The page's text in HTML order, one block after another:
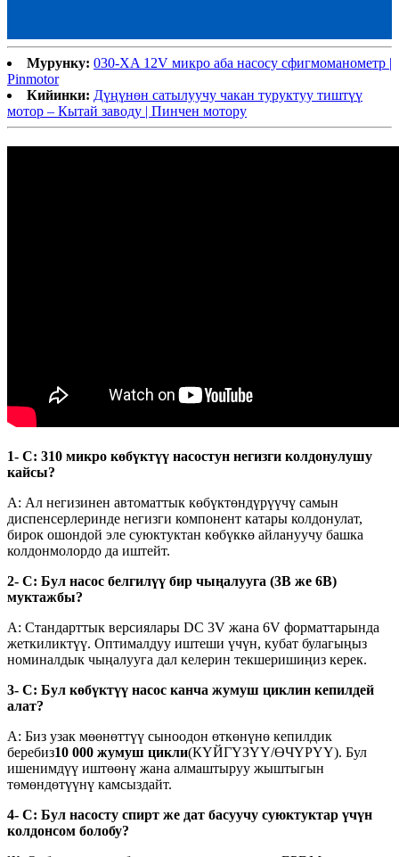
Мурунку: 030-XA 12V микро аба насосу сфигмоманометр |
Pinmotor
Кийинки: Дүңүнөн сатылуучу чакан туруктуу тиштүү
мотор – Кытай заводу | Пинчен мотору
1- С: 310 микро көбүктүү насостун негизги колдонулушу
кайсы?
A: Ал негизинен автоматтык көбүктөндүрүүчү самын
диспенсерлеринде негизги компонент катары колдонулат,
бирок ошондой эле суюктуктан көбүккө айлануучу башка
колдонмолордо да иштейт.
2- С: Бул насос белгилүү бир чыңалууга (3В же 6В)
муктажбы?
A: Стандарттык версиялары DC 3V жана 6V форматтарында
жеткиликтүү. Оптималдуу иштеши үчүн, кубат булагыңыз
номиналдык чыңалууга дал келерин текшеришиңиз керек.
3- С: Бул көбүктүү насос канча жумуш циклин кепилдей
алат?
A: Биз узак мөөнөттүү сыноодон өткөнүнө кепилдик
беребиз10 000 жумуш цикли(КҮЙГҮЗҮҮ/ӨЧҮРҮҮ). Бул
ишенимдүү иштөөнү жана алмаштыруу жыштыгын
төмөндөтүүнү камсыздайт.
4- С: Бул насосту спирт же дат басуучу суюктуктар үчүн
колдонсом болобу?